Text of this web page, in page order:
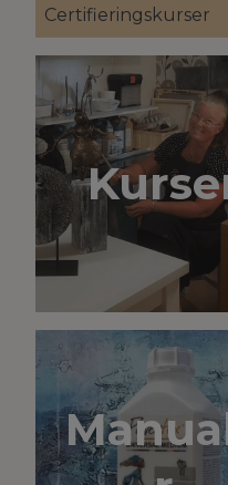
Certifieringskurser